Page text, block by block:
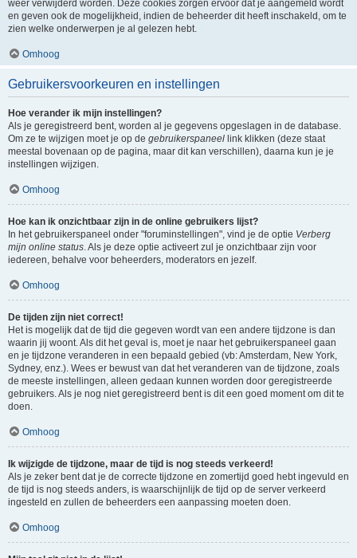
weer verwijderd worden. Deze cookies zorgen ervoor dat je aangemeld wordt
en geven ook de mogelijkheid, indien de beheerder dit heeft inschakeld, om te
zien welke onderwerpen je al gelezen hebt.
Omhoog
Gebruikersvoorkeuren en instellingen
Hoe verander ik mijn instellingen?
Als je geregistreerd bent, worden al je gegevens opgeslagen in de database.
Om ze te wijzigen moet je op de gebruikerspaneel link klikken (deze staat
meestal bovenaan op de pagina, maar dit kan verschillen), daarna kun je je
instellingen wijzigen.
Omhoog
Hoe kan ik onzichtbaar zijn in de online gebruikers lijst?
In het gebruikerspaneel onder "foruminstellingen", vind je de optie Verberg
mijn online status. Als je deze optie activeert zul je onzichtbaar zijn voor
iedereen, behalve voor beheerders, moderators en jezelf.
Omhoog
De tijden zijn niet correct!
Het is mogelijk dat de tijd die gegeven wordt van een andere tijdzone is dan
waarin jij woont. Als dit het geval is, moet je naar het gebruikerspaneel gaan
en je tijdzone veranderen in een bepaald gebied (vb: Amsterdam, New York,
Sydney, enz.). Wees er bewust van dat het veranderen van de tijdzone, zoals
de meeste instellingen, alleen gedaan kunnen worden door geregistreerde
gebruikers. Als je nog niet geregistreerd bent is dit een goed moment om dit te
doen.
Omhoog
Ik wijzigde de tijdzone, maar de tijd is nog steeds verkeerd!
Als je zeker bent dat je de correcte tijdzone en zomertijd goed hebt ingevuld en
de tijd is nog steeds anders, is waarschijnlijk de tijd op de server verkeerd
ingesteld en zullen de beheerders een aanpassing moeten doen.
Omhoog